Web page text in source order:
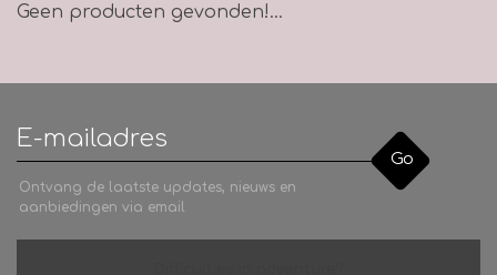
Geen producten gevonden!...
Go
Ontvang de laatste updates, nieuws en
aanbiedingen via email